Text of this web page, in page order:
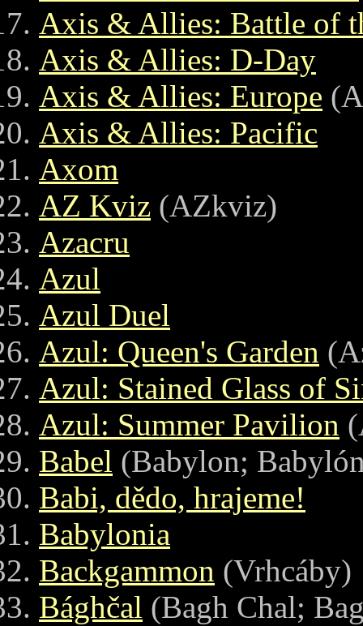
Axis & Allies: Battle of
Axis & Allies: D-Day
Axis & Allies: Europe
Axis & Allies: Pacific
Axom
AZ Kviz (AZkviz)
Azacru
Azul
Azul Duel
Azul: Queen's Garden
Azul: Stained Glass of
Azul: Summer Pavilion
Babel (Babylon;
Babi, dědo, hrajeme!
Babylonia
Backgammon (Vrhcáby)
Bághčal (Bagh Chal;